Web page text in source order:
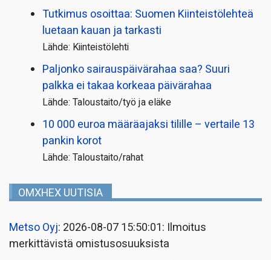
Tutkimus osoittaa: Suomen Kiinteistölehteä
luetaan kauan ja tarkasti
Lähde: Kiinteistölehti
Paljonko sairauspäivä­rahaa saa? Suuri
palkka ei takaa korkeaa päivärahaa
Lähde: Taloustaito/työ ja eläke
10 000 euroa määräajaksi tilille – vertaile 13
pankin korot
Lähde: Taloustaito/rahat
OMXHEX UUTISIA
Metso Oyj: 2026-08-07 15:50:01: Ilmoitus
merkittävistä omistusosuuksista